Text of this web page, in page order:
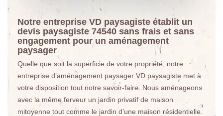
Notre entreprise VD paysagiste établit un
devis paysagiste 74540 sans frais et sans
engagement pour un aménagement
paysager
Quelle que soit la superficie de votre propriété, notre
entreprise d’aménagement paysager VD paysagiste met à
votre disposition tout notre savoir-faire. Nous aménageons
avec la même ferveur un jardin privatif de maison
mitoyenne tout comme le jardin d’une maison résidentielle.